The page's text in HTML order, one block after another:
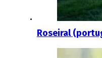
Roseiral